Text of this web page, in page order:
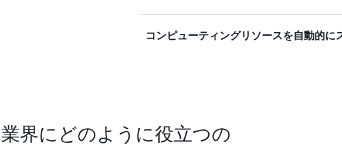
配信を最適化することにより、コストを削減
コンピューティングリソースを自動的に
界にどのように役立つの